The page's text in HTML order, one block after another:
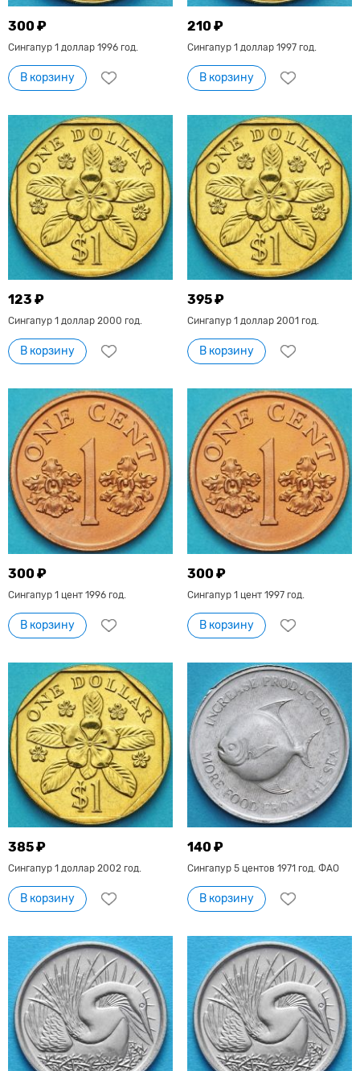
300 ₽
Сингапур 1 доллар 1996 год.
В корзину
210 ₽
Сингапур 1 доллар 1997 год.
В корзину
123 ₽
Сингапур 1 доллар 2000 год.
В корзину
395 ₽
Сингапур 1 доллар 2001 год.
В корзину
300 ₽
Сингапур 1 цент 1996 год.
В корзину
300 ₽
Сингапур 1 цент 1997 год.
В корзину
385 ₽
Сингапур 1 доллар 2002 год.
В корзину
140 ₽
Сингапур 5 центов 1971 год. ФАО
В корзину